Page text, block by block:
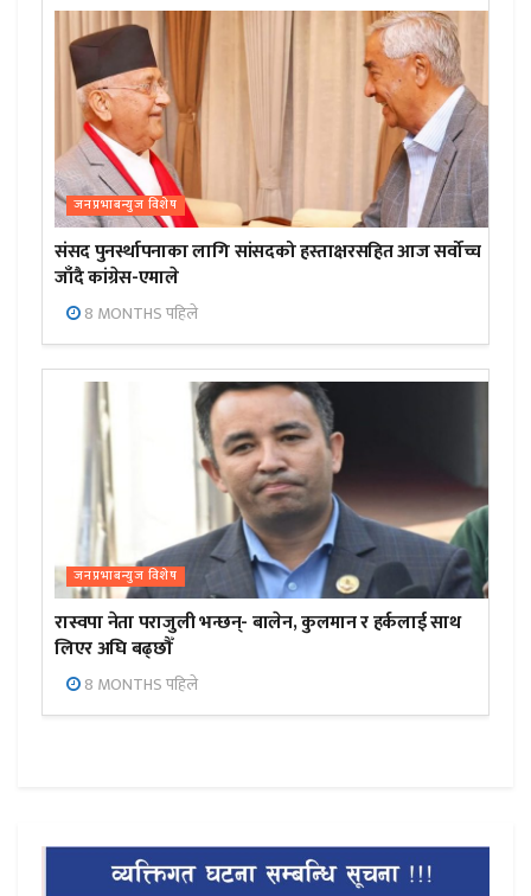
जनप्रभाबन्युज विशेष
संसद पुनर्स्थापनाका लागि सांसदको हस्ताक्षरसहित आज सर्वोच्च
जाँदै कांग्रेस-एमाले
8 MONTHS पहिले
जनप्रभाबन्युज विशेष
रास्वपा नेता पराजुली भन्छन्- बालेन, कुलमान र हर्कलाई साथ
लिएर अघि बढ्छौँ
8 MONTHS पहिले